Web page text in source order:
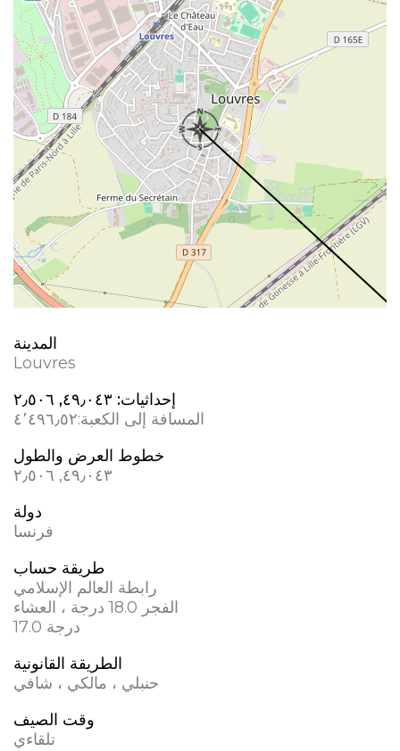
المدينة
Louvres
إحداثيات: ٤٩٫٠٤٣, ٢٫٥٠٦
المسافة إلى الكعبة:٤٬٤٩٦٫٥٢
خطوط العرض والطول
٤٩٫٠٤٣, ٢٫٥٠٦
دولة
فرنسا
طريقة حساب
رابطة العالم الإسلامي
الفجر 18.0 درجة ، العشاء
17.0 درجة
الطريقة القانونية
حنبلي ، مالكي ، شافي
وقت الصيف
تلقاءي